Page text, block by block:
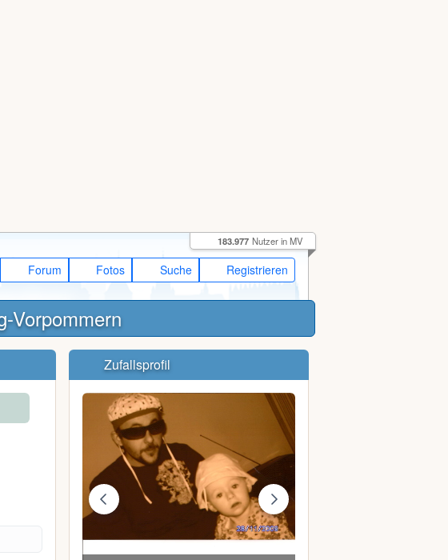
Forum Fotos Suche Registrieren
183.977 Nutzer in MV
Vorpommern
Zufallsprofil